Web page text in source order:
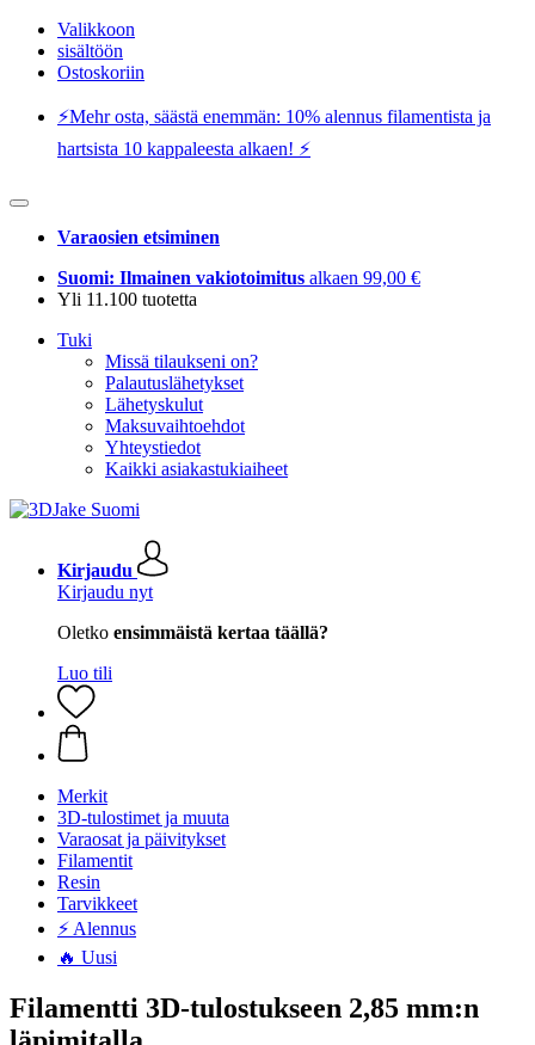
Valikkoon
sisältöön
Ostoskoriin
⚡️Mehr osta, säästä enemmän: 10% alennus filamentista ja
hartsista 10 kappaleesta alkaen! ⚡️
Varaosien etsiminen
Suomi: Ilmainen vakiotoimitus alkaen 99,00 €
Yli 11.100 tuotetta
Tuki
Missä tilaukseni on?
Palautuslähetykset
Lähetyskulut
Maksuvaihtoehdot
Yhteystiedot
Kaikki asiakastukiaiheet
Kirjaudu
Kirjaudu nyt
Oletko ensimmäistä kertaa täällä?
Luo tili
Merkit
3D-tulostimet ja muuta
Varaosat ja päivitykset
Filamentit
Resin
Tarvikkeet
⚡ Alennus
🔥 Uusi
Filamentti 3D-tulostukseen 2,85 mm:n